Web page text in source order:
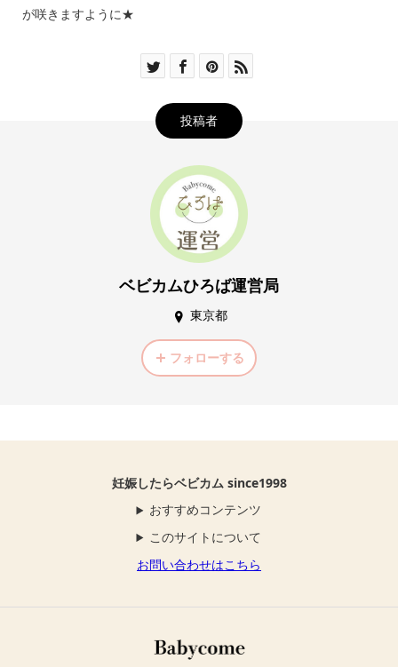
が咲きますように★
投稿者
ベビカムひろば運営局
東京都
フォローする
妊娠したらベビカム since1998
おすすめコンテンツ
このサイトについて
お問い合わせはこちら